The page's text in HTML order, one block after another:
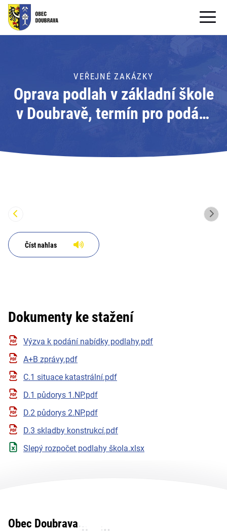
OBECNÍ ÚŘAD
PRO OBČANY
Formuláře ke stažení
PRO TURISTY
VEŘEJNÉ ZAKÁZKY
Oprava podlah v základní škole
v Doubravě, termín pro podání
11:00 hodin
Číst nahlas
Dokumenty ke stažení
Výzva k podání nabídky podlahy.pdf
A+B zprávy.pdf
C.1 situace katastrální.pdf
D.1 půdorys 1.NP.pdf
D.2 půdorys 2.NP.pdf
D.3 skladby konstrukcí.pdf
Slepý rozpočet podlahy škola.xlsx
Obec Doubrava